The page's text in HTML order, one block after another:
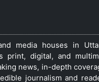
media houses in
print, digital, and
news, in-depth
journalism and